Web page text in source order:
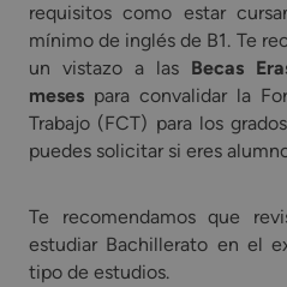
requisitos como estar
mínimo de inglés de B1. Te
un vistazo a las Becas
meses para convalidar la
Trabajo (FCT) para los
puedes solicitar si eres
Te recomendamos que
estudiar Bachillerato en el
tipo de estudios.